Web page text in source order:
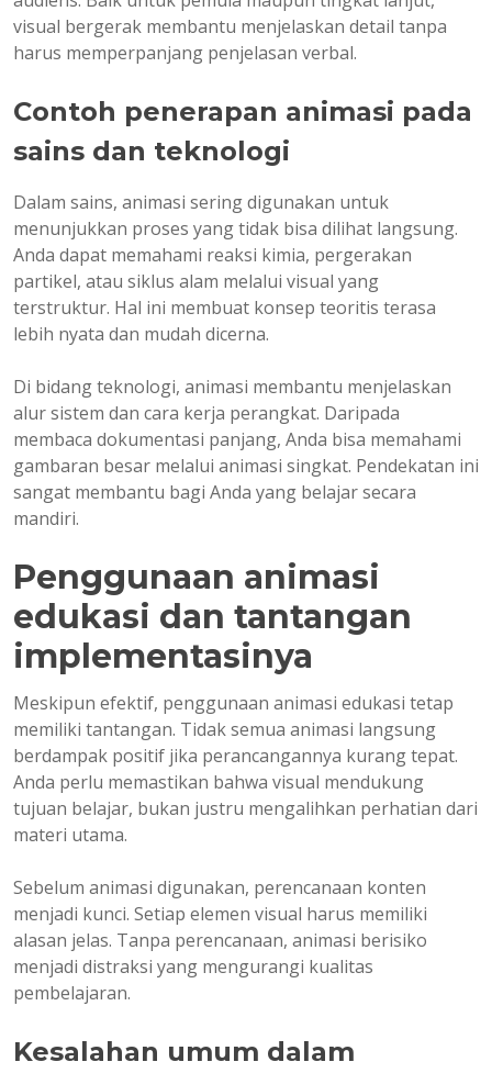
visual bergerak membantu menjelaskan detail tanpa
harus memperpanjang penjelasan verbal.
Contoh penerapan animasi pada
sains dan teknologi
Dalam sains, animasi sering digunakan untuk
menunjukkan proses yang tidak bisa dilihat langsung.
Anda dapat memahami reaksi kimia, pergerakan
partikel, atau siklus alam melalui visual yang
terstruktur. Hal ini membuat konsep teoritis terasa
lebih nyata dan mudah dicerna.
Di bidang teknologi, animasi membantu menjelaskan
alur sistem dan cara kerja perangkat. Daripada
membaca dokumentasi panjang, Anda bisa memahami
gambaran besar melalui animasi singkat. Pendekatan ini
sangat membantu bagi Anda yang belajar secara
mandiri.
Penggunaan animasi
edukasi dan tantangan
implementasinya
Meskipun efektif, penggunaan animasi edukasi tetap
memiliki tantangan. Tidak semua animasi langsung
berdampak positif jika perancangannya kurang tepat.
Anda perlu memastikan bahwa visual mendukung
tujuan belajar, bukan justru mengalihkan perhatian dari
materi utama.
Sebelum animasi digunakan, perencanaan konten
menjadi kunci. Setiap elemen visual harus memiliki
alasan jelas. Tanpa perencanaan, animasi berisiko
menjadi distraksi yang mengurangi kualitas
pembelajaran.
Kesalahan umum dalam